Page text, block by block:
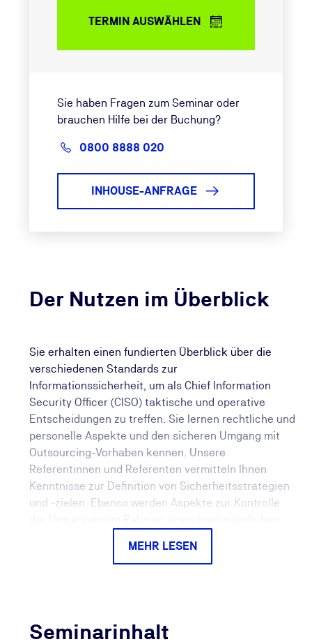
Der Nutzen im Überblick
Sie erhalten einen fundierten Überblick über die
verschiedenen Standards zur
Informationssicherheit, um als Chief Information
Security Officer (CISO) taktische und operative
Entscheidungen zu treffen. Sie lernen rechtliche und
personelle Aspekte und den sicheren Umgang mit
Outsourcing-Vorhaben kennen. Unsere
Referentinnen und Referenten vermitteln Ihnen
Kenntnisse zur Definition von Sicherheitsstrategien
und -zielen. Ebenso werden Aspekte zur Kontrolle
Nach erfolgreichem Abschluss des Seminars
Informationssicherheit in größeren oder
MEHR LESEN
Seminarinhalt
TERMIN AUSWÄHLEN
Sie haben Fragen zum Seminar oder
brauchen Hilfe bei der Buchung?
0800 8888 020
INHOUSE-ANFRAGE